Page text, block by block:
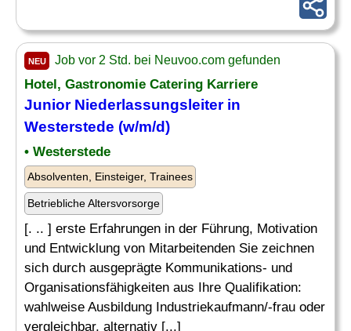
NEU Job vor 2 Std. bei Neuvoo.com gefunden
Hotel, Gastronomie Catering Karriere
Junior Niederlassungsleiter in
Westerstede (w/m/d)
• Westerstede
Absolventen, Einsteiger, Trainees
Betriebliche Altersvorsorge
[. .. ] erste Erfahrungen in der Führung, Motivation
und Entwicklung von Mitarbeitenden Sie zeichnen
sich durch ausgeprägte Kommunikations- und
Organisationsfähigkeiten aus Ihre Qualifikation:
wahlweise Ausbildung Industriekaufmann/-frau oder
vergleichbar, alternativ [...]